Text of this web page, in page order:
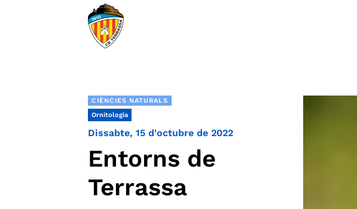
CIÈNCIES NATURALS
Ornitologia
Dissabte, 15 d'octubre de 2022
Entorns de
Terrassa